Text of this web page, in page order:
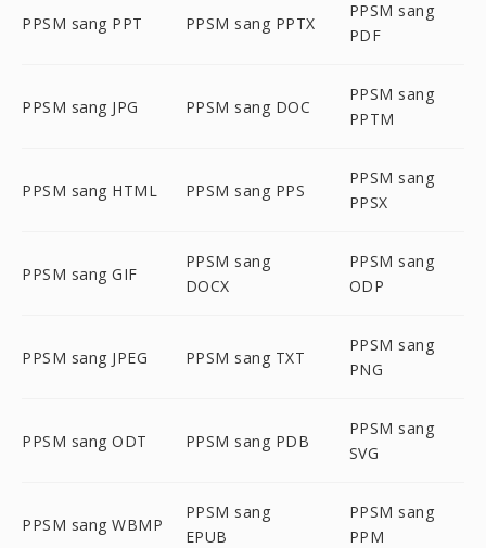
PPSM sang PPT PPSM sang PPTX
PPSM sang
PDF
PPSM sang JPG PPSM sang DOC
PPSM sang
PPTM
PPSM sang HTML PPSM sang PPS
PPSM sang
PPSX
PPSM sang GIF
PPSM sang
DOCX
PPSM sang
ODP
PPSM sang JPEG PPSM sang TXT
PPSM sang
PNG
PPSM sang ODT PPSM sang PDB
PPSM sang
SVG
PPSM sang WBMP
PPSM sang
EPUB
PPSM sang
PPM